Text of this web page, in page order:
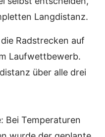
Langdistanz.
Radstrecken auf
Laufwettbewerb.
über alle drei
Bei Temperaturen